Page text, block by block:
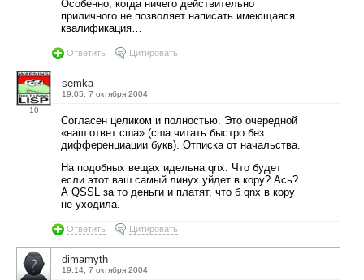
Особенно, когда ничего действительно
приличного не позволяет написать имеющаяся
квалификация…
Ответить Цитировать
10
semka
19:05, 7 октября 2004
Согласен целиком и полностью. Это очередной
«наш ответ сша» (сша читать быстро без
дифференциации букв). Отписка от начальства.
На подобных вещах идельна qnx. Что будет
если этот ваш самый линух уйдет в кору? Ась?
А QSSL за то деньги и платят, что б qnx в кору
не уходила.
Ответить Цитировать
dimamyth
19:14, 7 октября 2004